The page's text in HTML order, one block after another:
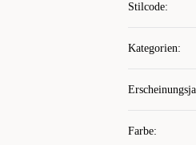
Stilcode:
Kategorien:
Farbe: